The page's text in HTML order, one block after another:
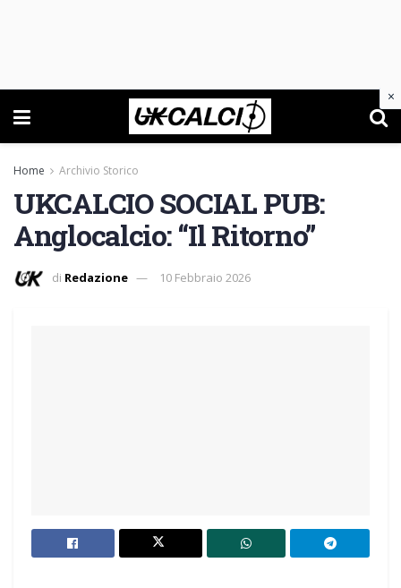
Home Archivio Storico
UKCALCIO SOCIAL PUB:
Anglocalcio: “Il Ritorno”
di Redazione 10 Febbraio 2026
×